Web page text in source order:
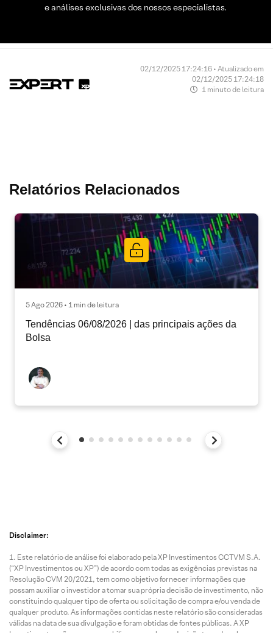
e análises exclusivas dos nossos especialistas.
02/12/2025 17:24:16 • Atualizado em
02/12/2025 17:24:18
1 minuto de leitura
Relatórios Relacionados
5 Ago 2026 • 1 min de leitura
Tendências 06/08/2026 | das principais ações da
Bolsa
Disclaimer:
Este relatório de análise foi elaborado pela XP Investimentos CCTVM S.A.
(“XP Investimentos ou XP”) de acordo com todas as exigências previstas na
Resolução CVM 20/2021, tem como objetivo fornecer informações que
possam auxiliar o investidor a tomar sua própria decisão de investimento, não
constituindo qualquer tipo de oferta ou solicitação de compra e/ou venda de
qualquer produto. As informações contidas neste relatório são consideradas
válidas na data de sua divulgação e foram obtidas de fontes públicas. A XP